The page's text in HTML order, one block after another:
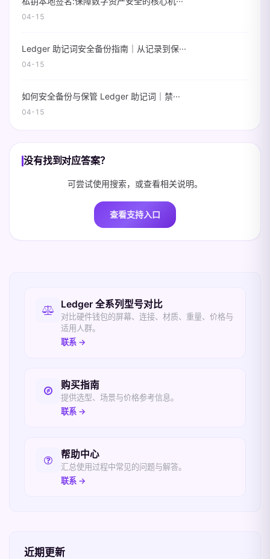
04-15
Ledger 助记词安全备份指南｜从记录到保···
04-15
如何安全备份与保管 Ledger 助记词｜禁···
04-15
没有找到对应答案？
可尝试使用搜索，或查看相关说明。
查看支持入口
相关入口
Ledger 全系列型号对比
对比硬件钱包的屏幕、连接、材质、重量、价格与
适用人群。
联系 →
购买指南
提供选型、场景与价格参考信息。
联系 →
帮助中心
汇总使用过程中常见的问题与解答。
联系 →
近期更新